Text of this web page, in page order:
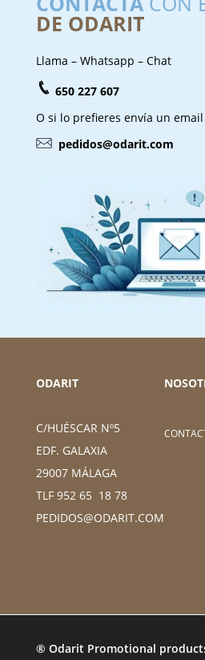
DE ODARIT
Llama – Whatsapp – Chat
650 227 607
O si lo prefieres envía un email
pedidos@odarit.com
ODARIT
C/HUÉSCAR Nº5
EDF. GALAXIA
29007 MÁLAGA
TLF 952 65 18 78
PEDIDOS@ODARIT.COM
® Odarit Promotional